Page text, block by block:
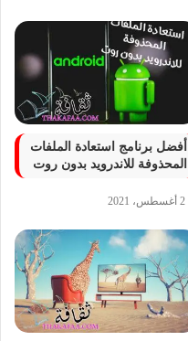
أفضل برنامج استعادة الملفات
المحذوفة للاندرويد بدون روت
2 أغسطس، 2021